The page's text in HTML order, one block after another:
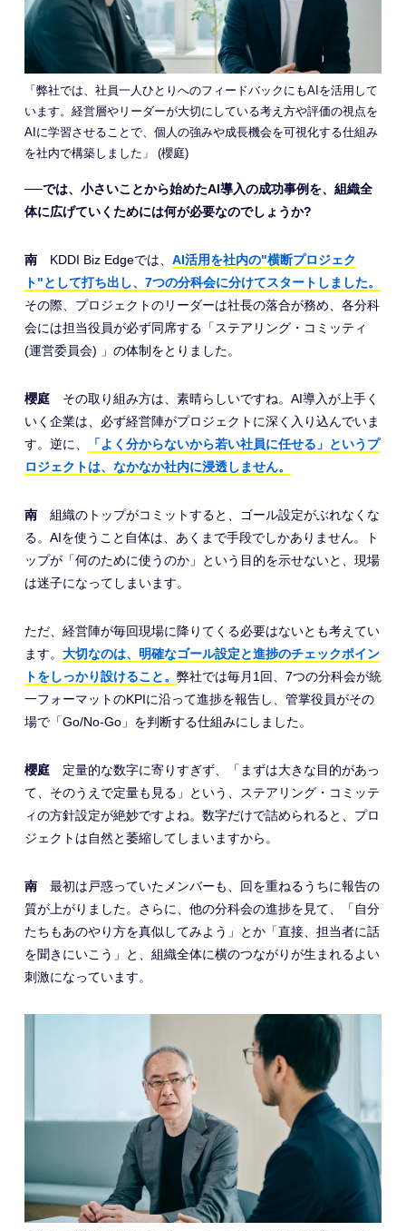
「弊社では、社員一人ひとりへのフィードバックにもAIを活用して
います。経営層やリーダーが大切にしている考え方や評価の視点を
AIに学習させることで、個人の強みや成長機会を可視化する仕組み
を社内で構築しました」 (櫻庭)
──では、小さいことから始めたAI導入の成功事例を、組織全
体に広げていくためには何が必要なのでしょうか?
南KDDI Biz Edgeでは、 AI活用を社内の"横断プロジェク
ト"として打ち出し、7つの分科会に分けてスタートしました。
その際、プロジェクトのリーダーは社長の落合が務め、各分科
会には担当役員が必ず同席する「ステアリング・コミッティ
(運営委員会) 」の体制をとりました。
櫻庭その取り組み方は、素晴らしいですね。AI導入が上手く
いく企業は、必ず経営陣がプロジェクトに深く入り込んでいま
す。逆に、
「よく分からないから若い社員に任せる」というプ
ロジェクトは、なかなか社内に浸透しません。
南組織のトップがコミットすると、ゴール設定がぶれなくな
る。AIを使うこと自体は、あくまで手段でしかありません。ト
ップが「何のために使うのか」という目的を示せないと、現場
は迷子になってしまいます。
ただ、経営陣が毎回現場に降りてくる必要はないとも考えてい
ます。 大切なのは、明確なゴール設定と進捗のチェックポイン
トをしっかり設けること。 弊社では毎月1回、7つの分科会が統
一フォーマットのKPIに沿って進捗を報告し、管掌役員がその
場で「Go/No-Go」を判断する仕組みにしました。
櫻庭定量的な数字に寄りすぎず、「まずは大きな目的があっ
て、そのうえで定量も見る」という、ステアリング・コミッテ
ィの方針設定が絶妙ですよね。数字だけで詰められると、プロ
ジェクトは自然と萎縮してしまいますから。
南最初は戸惑っていたメンバーも、回を重ねるうちに報告の
質が上がりました。さらに、他の分科会の進捗を見て、「自分
たちもあのやり方を真似してみよう」とか「直接、担当者に話
を聞きにいこう」と、組織全体に横のつながりが生まれるよい
刺激になっています。